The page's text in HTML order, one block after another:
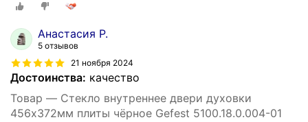
Анастасия Р.
5 отзывов
21 ноября 2024
Достоинства: качество
Товар — Стекло внутреннее двери духовки
456х372мм плиты чёрное Gefest 5100.18.0.004-01